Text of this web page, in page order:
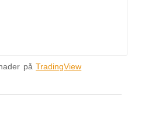
påTradingView